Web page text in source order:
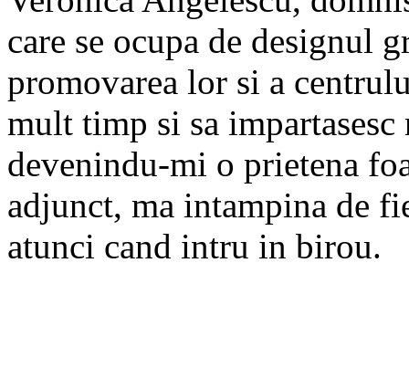
care se ocupa de designul
promovarea lor si a
mult timp si sa
devenindu-mi o prietena
adjunct, ma intampina de
atunci cand intru in birou.